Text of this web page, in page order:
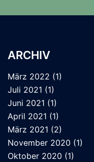
ARCHIV
März 2022 (1)
Juli 2021 (1)
Juni 2021 (1)
April 2021 (1)
März 2021 (2)
November 2020 (1)
Oktober 2020 (1)